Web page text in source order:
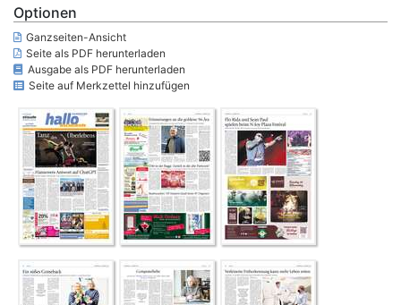
Optionen
Ganzseiten-Ansicht
Seite als PDF herunterladen
Ausgabe als PDF herunterladen
Seite auf Merkzettel hinzufügen